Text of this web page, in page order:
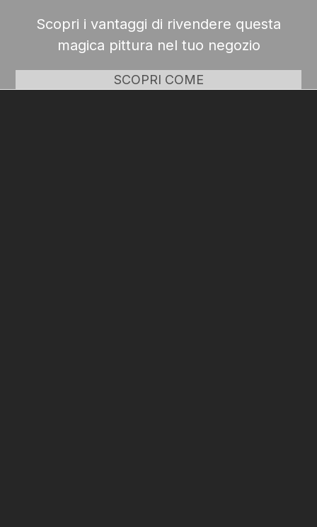
Scopri i vantaggi di rivendere questa
magica pittura nel tuo negozio
SCOPRI COME